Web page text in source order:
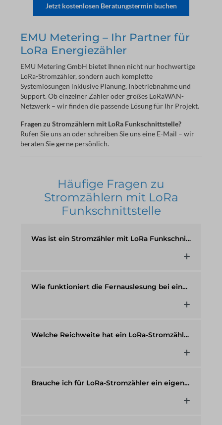
Jetzt kostenlosen Beratungstermin buchen
EMU Metering – Ihr Partner für
LoRa Energiezähler
EMU Metering GmbH bietet Ihnen nicht nur hochwertige
LoRa-Stromzähler, sondern auch komplette
Systemlösungen inklusive Planung, Inbetriebnahme und
Support. Ob einzelner Zähler oder großes LoRaWAN-
Netzwerk – wir finden die passende Lösung für Ihr Projekt.
Fragen zu Stromzählern mit LoRa Funkschnittstelle?
Rufen Sie uns an oder schreiben Sie uns eine E-Mail – wir
beraten Sie gerne persönlich.
Häufige Fragen zu
Stromzählern mit LoRa
Funkschnittstelle
Was ist ein Stromzähler mit LoRa Funkschnittstelle?
Wie funktioniert die Fernauslesung bei einem LoRa Energiezähler?
Welche Reichweite hat ein LoRa-Stromzähler?
Brauche ich für LoRa-Stromzähler ein eigenes Gateway?